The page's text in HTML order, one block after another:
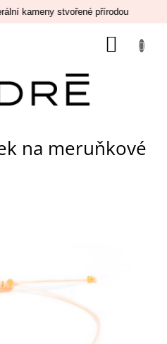
kameny stvořené přírodou
na meruňkové